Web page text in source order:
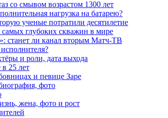
со смывом возрастом 1300 лет
нагрузка на батарею?
ученые потратили десятилетие
глубоких скважин в мире
станет ли канал вторым Матч-ТВ
и роли, дата выхода
25 лет
и певице Заре
фото
жена, фото и рост